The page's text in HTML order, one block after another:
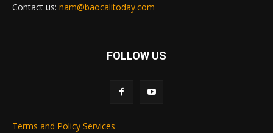
Contact us: nam@baocalitoday.com
FOLLOW US
Terms and Policy Services